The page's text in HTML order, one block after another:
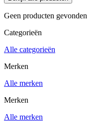
Geen producten gevonden
Categorieën
Alle categorieën
Merken
Alle merken
Merken
Alle merken